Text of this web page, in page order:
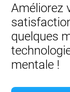
Améliorez
quelques
mentale !